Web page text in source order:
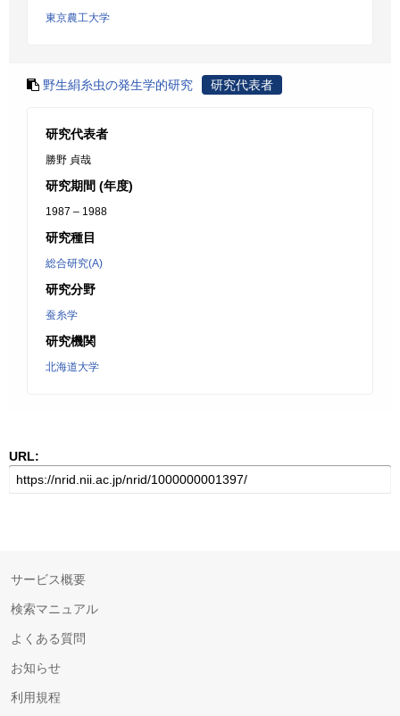
東京農工大学
野生絹糸虫の発生学的研究 研究代表者
研究代表者
勝野 貞哉
研究期間 (年度)
1987 – 1988
研究種目
総合研究(A)
研究分野
蚕糸学
研究機関
北海道大学
URL:
サービス概要
検索マニュアル
よくある質問
お知らせ
利用規程